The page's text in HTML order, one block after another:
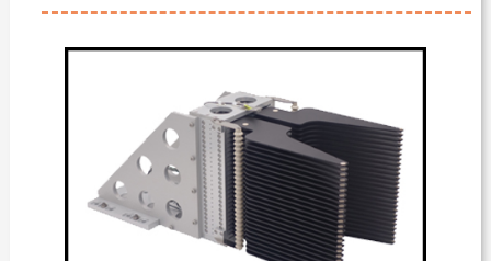
最新情報
カタログダウンロード
お問い合わせ